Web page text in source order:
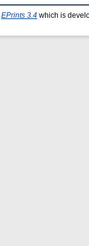
EPrints 3.4 which is